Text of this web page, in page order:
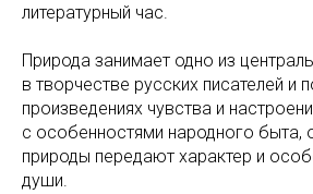
литературный час.
Природа занимает одно из
в творчестве русских писателей и
произведениях чувства и
с особенностями народного быта,
природы передают характер и
души.